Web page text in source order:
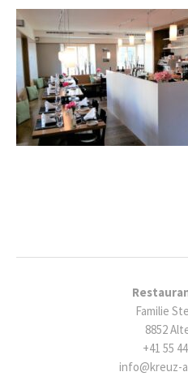
Familie
8852
+41 55
info@kreuz-